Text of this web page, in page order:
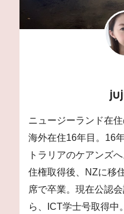
ニュージーランド在
海外在住16年目。16
トラリアのケアンズ
住権取得後、NZに移
席で卒業。現在公認
ら、ICT学士号取得中